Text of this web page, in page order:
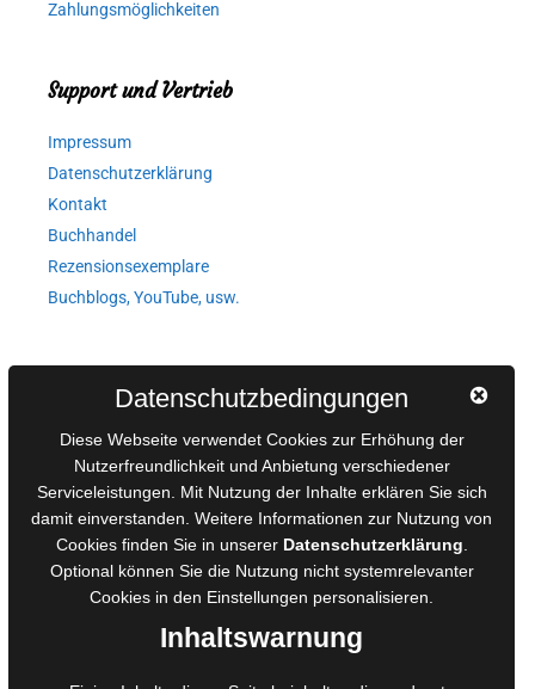
Zahlungsmöglichkeiten
Support und Vertrieb
Impressum
Datenschutzerklärung
Kontakt
Buchhandel
Rezensionsexemplare
Buchblogs, YouTube, usw.
AGB für Medienprojekte
Online-Artikel
Manuskripte einreichen
Ausschreibungen
Belegexemplare
Eigenbedarfsexemplare
Datenschutzbedingungen
Diese Webseite verwendet Cookies zur Erhöhung der
Nutzerfreundlichkeit und Anbietung verschiedener
Serviceleistungen. Mit Nutzung der Inhalte erklären Sie sich
damit einverstanden. Weitere Informationen zur Nutzung von
Cookies finden Sie in unserer Datenschutzerklärung
Optional können Sie die Nutzung nicht systemrelevanter
Cookies in den Einstellungen personalisieren.
Inhaltswarnung